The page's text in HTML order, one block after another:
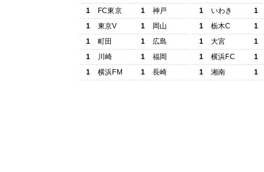
1
FC東京 1
神戸
1
東京V 1
岡山
1
町田 1
広島
1
川崎 1
福岡
1
横浜FM 1 長崎
1
いわき
1
1
栃木C
1
1
大宮
1
1
横浜FC
1
1
湘南 1